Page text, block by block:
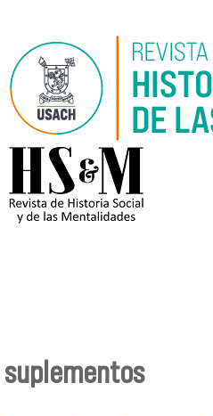
logo_hsm_2021.png
Se encuentra usted
suplementos